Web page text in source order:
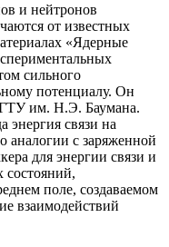
и нейтронов
от известных
«Ядерные
сильного
потенциалу. Он
им. Н.Э. Баумана.
энергия связи на
аналогии с заряженной
для энергии связи и
состояний,
поле, создаваемом
взаимодействий